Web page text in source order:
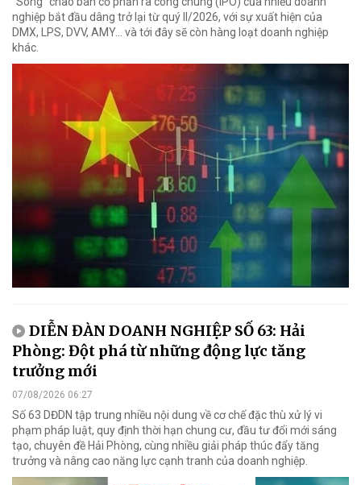
nghiệp bắt đầu dâng trở lại từ quý II/2026, với sự xuất hiện của
DMX, LPS, DVV, AMY... và tới đây sẽ còn hàng loạt doanh nghiệp
khác.
DIỄN ĐÀN DOANH NGHIỆP SỐ 63: Hải
Phòng: Đột phá từ những động lực tăng
trưởng mới
07/08/2026 06:27
Số 63 DĐDN tập trung nhiều nội dung về cơ chế đặc thù xử lý vi
phạm pháp luật, quy định thời hạn chung cư, đầu tư đổi mới sáng
tạo, chuyên đề Hải Phòng, cùng nhiều giải pháp thúc đẩy tăng
trưởng và nâng cao năng lực cạnh tranh của doanh nghiệp.